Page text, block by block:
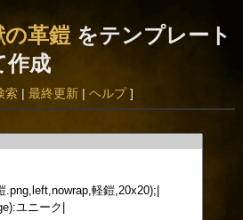
の革鎧をテンプレート
作成
索| 最終更新| ヘルプ]